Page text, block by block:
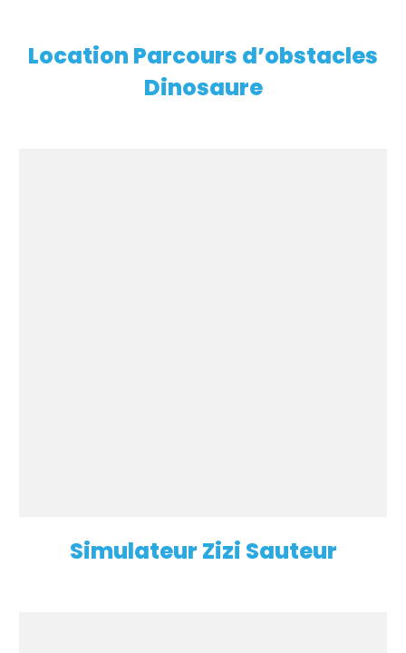
EN SAVOIR PLUS
Location Parcours d’obstacles
Dinosaure
EN SAVOIR PLUS
Simulateur Zizi Sauteur